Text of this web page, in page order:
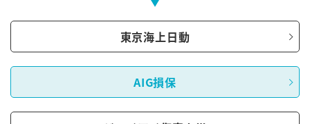
東京海上日動
AIG損保